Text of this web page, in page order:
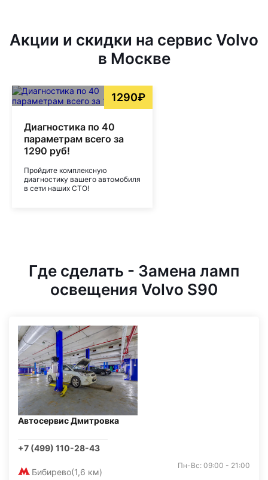
Акции и скидки на сервис Volvo
в Москве
1290₽
Диагностика по 40
параметрам всего за
1290 руб!
Пройдите комплексную
диагностику вашего автомобиля
в сети наших СТО!
Где сделать - Замена ламп
освещения Volvo S90
Автосервис Дмитровка
+7 (499) 110-28-43
Бибирево(1,6 км)
Пн-Вс: 09:00 - 21:00